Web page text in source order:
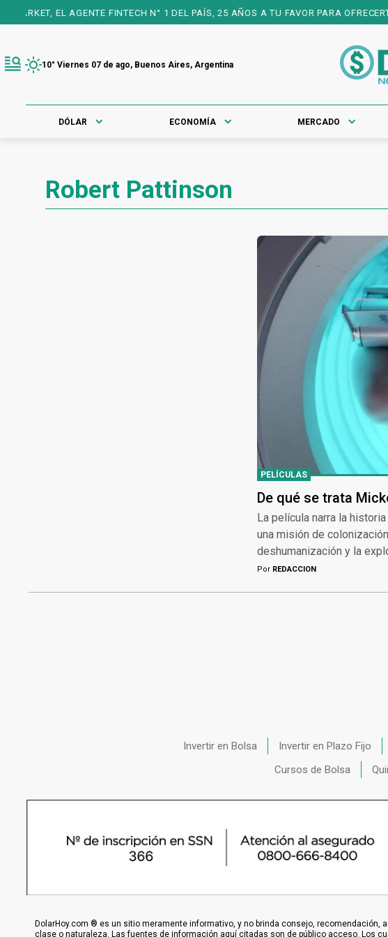
EL AGENTE FINTECH N° 1 DEL PAÍS, 25 AÑOS A TU FAVOR PARA OFRECERTE
10° Viernes 07 de ago, Buenos Aires, Argentina
DÓLAR ECONOMÍA MERCADO
Robert Pattinson
PELÍCULAS
De qué se trata
La película narra la
una misión de
deshumanización y la
PorREDACCION
Invertir en Bolsa Invertir en Plazo Fijo
Cursos de Bolsa
DolarHoy.com ® es un sitio meramente informativo, y no brinda consejo,
clase o naturaleza. Las fuentes de información aquí citadas son de público acceso. Los